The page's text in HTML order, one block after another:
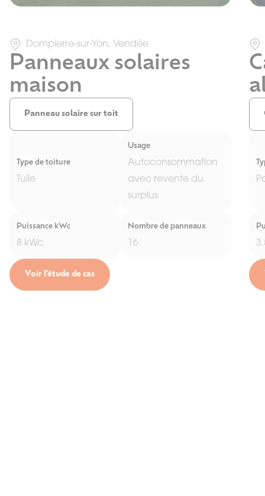
Dompierre-sur-Yon, Vendée
Panneaux solaires
maison
Panneau solaire sur toit
Type de toiture
Tuile
Usage
Autoconsommation
avec revente du
surplus
Puissance kWc
8 kWc
Nombre de panneaux
16
Voir l'étude de cas